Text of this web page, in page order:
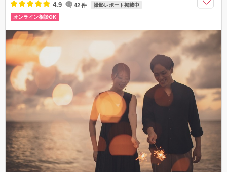
4.9 42件 撮影レポート掲載中
オンライン相談OK